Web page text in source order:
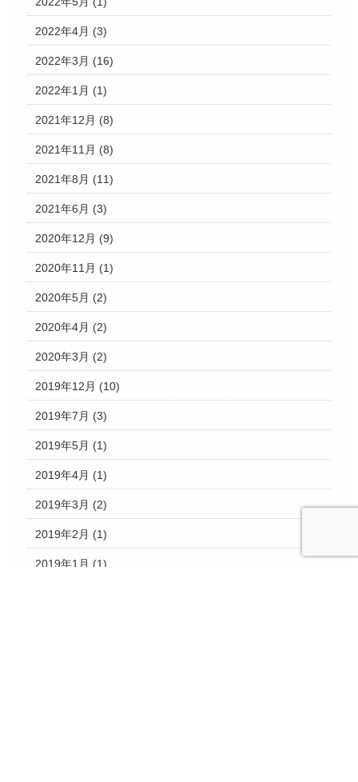
2022年4月 (3)
2022年3月 (16)
2022年1月 (1)
2021年12月 (8)
2021年11月 (8)
2021年8月 (11)
2021年6月 (3)
2020年12月 (9)
2020年11月 (1)
2020年5月 (2)
2020年4月 (2)
2020年3月 (2)
2019年12月 (10)
2019年7月 (3)
2019年5月 (1)
2019年4月 (1)
2019年3月 (2)
2019年2月 (1)
2019年1月 (1)